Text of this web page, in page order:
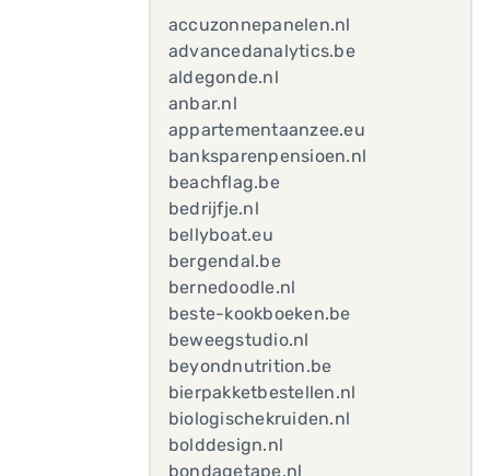
accuzonnepanelen.nl
advancedanalytics.be
aldegonde.nl
anbar.nl
appartementaanzee.eu
banksparenpensioen.nl
beachflag.be
bedrijfje.nl
bellyboat.eu
bergendal.be
bernedoodle.nl
beste-kookboeken.be
beweegstudio.nl
beyondnutrition.be
bierpakketbestellen.nl
biologischekruiden.nl
bolddesign.nl
bondagetape.nl